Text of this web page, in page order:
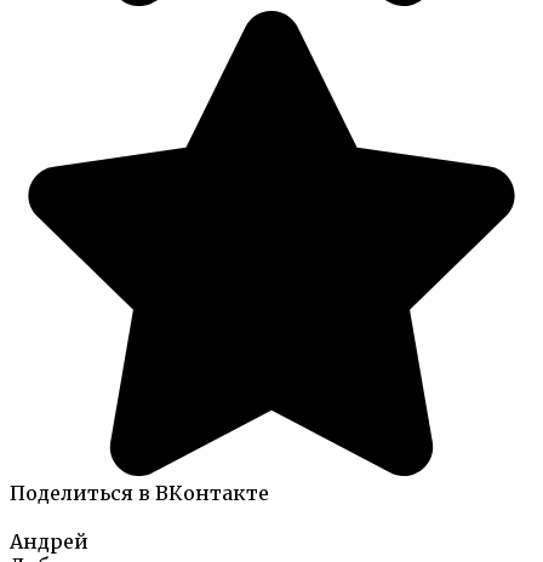
Поделиться в ВКонтакте
Андрей